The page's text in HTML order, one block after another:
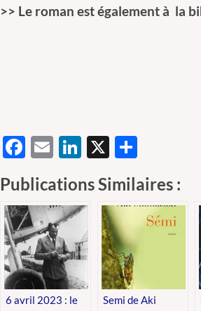
>> Le roman est également à la
Facebook
EmailLinkedIn
X
Publications Similaires :
6 avril 2023 : le
Semi de Aki